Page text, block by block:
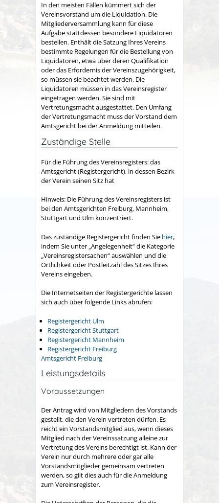
In den meisten Fällen kümmert sich der
Vereinsvorstand um die Liquidation. Die
Mitgliederversammlung kann für diese
Aufgabe stattdessen besondere Liquidatoren
bestellen. Enthält die Satzung Ihres Vereins
bestimmte Regelungen für die Bestellung von
Liquidatoren, etwa über deren Qualifikation
oder das Erfordernis der Vereinszugehörigkeit,
so müssen sie beachtet werden. Die
Liquidatoren müssen in das Vereinsregister
eingetragen werden. Sie sind mit
Vertretungsmacht ausgestattet. Den Umfang
der Vertretungsmacht muss der Vorstand dem
Amtsgericht bei der Anmeldung mitteilen.
Zuständige Stelle
Für die Führung des Vereinsregisters: das
Amtsgericht (Registergericht), in dessen Bezirk
der Verein seinen Sitz hat
Hinweis: Die Führung des Vereinsregisters ist
bei den Amtsgerichten Freiburg, Mannheim,
Stuttgart und Ulm konzentriert.
Das zuständige Registergericht finden Sie hier,
indem Sie unter „Angelegenheit“ die Kategorie
„Vereinsregistersachen“ auswählen und die
Örtlichkeit oder Postleitzahl des Sitzes Ihres
Vereins eingeben.
Die Internetseiten der Registergerichte lassen
sich auch über folgende Links abrufen:
Registergericht Ulm
Registergericht Stuttgart
Registergericht Mannheim
Registergericht Freiburg
Amtsgericht Freiburg
Leistungsdetails
Voraussetzungen
Der Antrag wird von Mitgliedern des Vorstands
gestellt, die den Verein vertreten dürfen. Es
reicht ein Vorstandsmitglied aus, wenn dieses
Mitglied nach der Vereinssatzung alleine zur
Vertretung des Vereins berechtigt ist. Kann der
Verein nur durch mehrere oder gar alle
Vorstandsmitglieder gemeinsam vertreten
werden, so gilt dies auch für die Anmeldung
zum Vereinsregister.